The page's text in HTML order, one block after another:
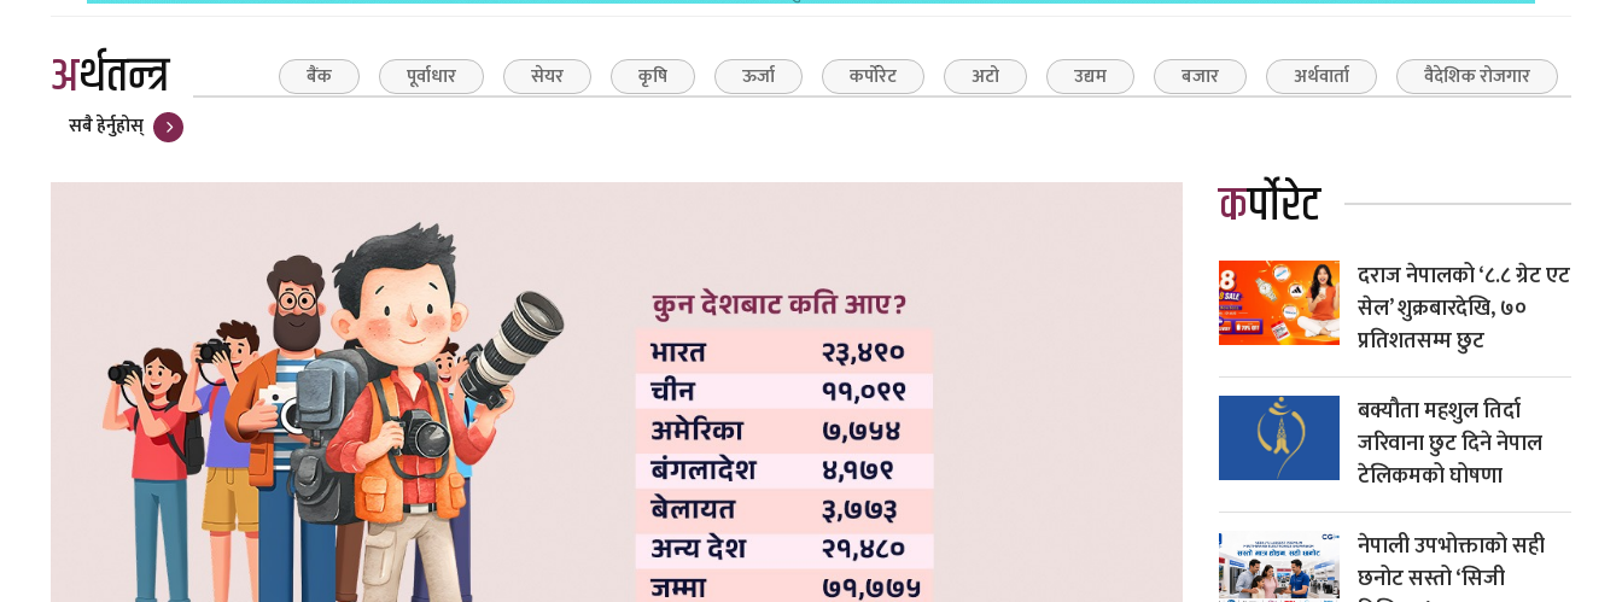
अर्थतन्त्र बैंक पूर्वाधार सेयर कृषि ऊर्जा कर्पोरेट अटो उद्यम बजार अर्थवार्ता
वैदेशिक रोजगार
सबै हेर्नुहोस्
कर्पोरेट
दराज नेपालको ‘८.८ ग्रेट एट
सेल’ शुक्रबारदेखि, ७०
प्रतिशतसम्म छुट
बक्यौता महशुल तिर्दा
जरिवाना छुट दिने नेपाल
टेलिकमको घोषणा
नेपाली उपभोक्ताको सही
छनोट सस्तो ‘सिजी